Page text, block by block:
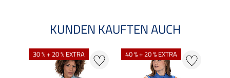
KUNDEN KAUFTEN AUCH
30 % + 20 % EXTRA 40 % + 20 % EXTRA